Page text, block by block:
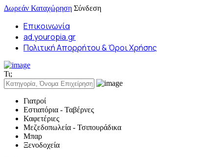
Δωρεάν Καταχώρηση Σύνδεση
Επικοινωνία
ad.youropia.gr
Πολιτική Απορρήτου & Όροι Χρήσης
Τι;
Γιατροί
Εστιατόρια - Ταβέρνες
Καφετέριες
Μεζεδοπωλεία - Τσιπουράδικα
Μπαρ
Ξενοδοχεία